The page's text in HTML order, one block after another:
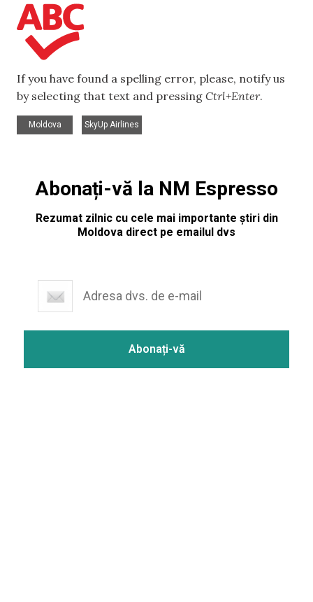
If you have found a spelling error, please, notify us
by selecting that text and pressing Ctrl+Enter.
Moldova
SkyUp Airlines
Abonați-vă la NM Espresso
Rezumat zilnic cu cele mai importante știri din
Moldova direct pe emailul dvs